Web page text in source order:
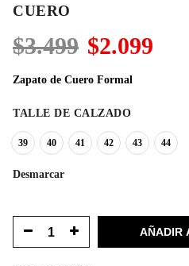
CUERO
$3.499 El
precio
original
$3.499.
$2.099
Zapato de Cuero Formal
TALLE DE CALZADO
39 40 41 42 43 44
Desmarcar
AÑADIR